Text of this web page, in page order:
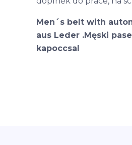
Men´s belt with
aus Leder .Męski
kapoccsal